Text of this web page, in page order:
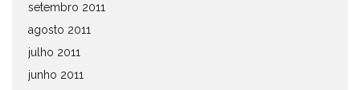
setembro 2011
agosto 2011
julho 2011
junho 2011